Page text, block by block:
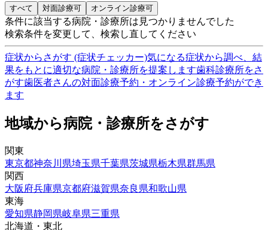
すべて 対面診療可 オンライン診療可
条件に該当する病院・診療所は見つかりませんでした
検索条件を変更して、検索し直してください
症状からさがす (症状チェッカー)気になる症状から調べ、結
果をもとに適切な病院・診療所を提案します歯科診療所をさ
がす歯医者さんの対面診療予約・オンライン診療予約ができ
ます
地域から病院・診療所をさがす
関東
東京都神奈川県埼玉県千葉県茨城県栃木県群馬県
関西
大阪府兵庫県京都府滋賀県奈良県和歌山県
東海
愛知県静岡県岐阜県三重県
北海道・東北